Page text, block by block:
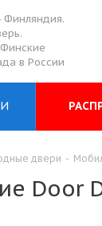
Финляндия.
в России
двери -
Door